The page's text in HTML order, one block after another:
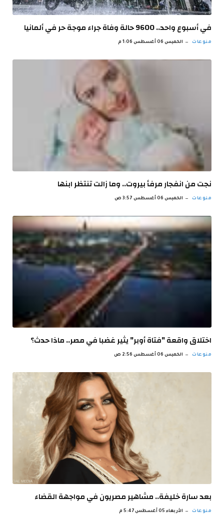
في أسبوع واحد.. 9600 حالة وفاة جراء موجة حر في ألمانيا
منوعات الخميس 06 أغسطس 1:06 م
نجت من انفجار مرفأ بيروت.. وما زالت تنتظر ابنها
منوعات الخميس 06 أغسطس 3:57 ص
اختلاق واقعة "فتاة أوبر" يثير غضبا في مصر.. ماذا حدث؟
منوعات الخميس 06 أغسطس 2:56 ص
بعد سارة خليفة.. مشاهير مصريون في مواجهة القضاء
منوعات الأربعاء 05 أغسطس 5:47 م